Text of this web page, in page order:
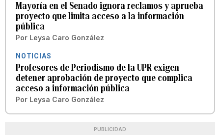
Mayoría en el Senado ignora reclamos y aprueba
proyecto que limita acceso a la información
pública
Por Leysa Caro González
NOTICIAS
Profesores de Periodismo de la UPR exigen
detener aprobación de proyecto que complica
acceso a información pública
Por Leysa Caro González
PUBLICIDAD